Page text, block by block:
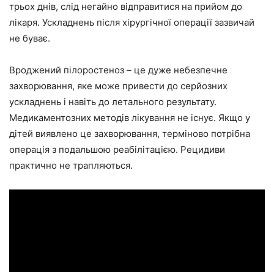
трьох днів, слід негайно відправитися на прийом до
лікаря. Ускладнень після хірургічної операції зазвичай
не буває.
Вроджений пілоростеноз – це дуже небезпечне
захворювання, яке може привести до серйозних
ускладнень і навіть до летального результату.
Медикаментозних методів лікування не існує. Якщо у
дітей виявлено це захворювання, терміново потрібна
операція з подальшою реабілітацією. Рецидиви
практично не трапляються.